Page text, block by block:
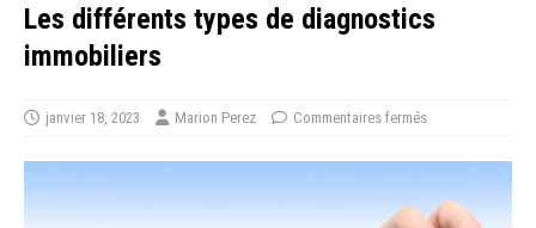
Les différents types de diagnostics
immobiliers
janvier 18, 2023 Marion Perez Commentaires fermés